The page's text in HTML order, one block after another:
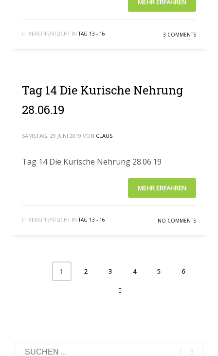
MEHR ERFAHREN
VERÖFFENTLICHT IN TAG 13 - 16 3 COMMENTS
Tag 14 Die Kurische Nehrung
28.06.19
SAMSTAG, 29 JUNI 2019 VON CLAUS
Tag 14 Die Kurische Nehrung 28.06.19
MEHR ERFAHREN
VERÖFFENTLICHT IN TAG 13 - 16 NO COMMENTS
1 2 3 4 5 6